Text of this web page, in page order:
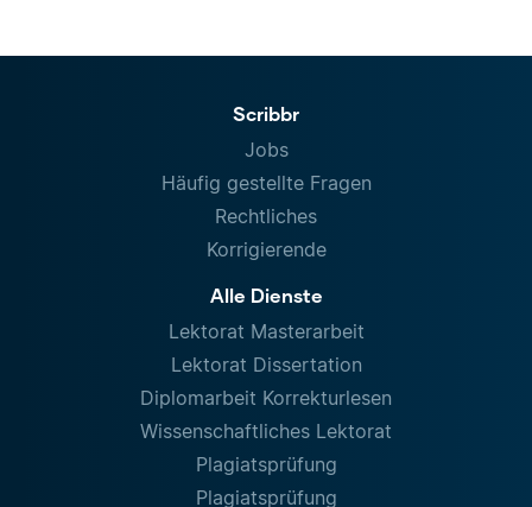
Scribbr
Jobs
Häufig gestellte Fragen
Rechtliches
Korrigierende
Alle Dienste
Lektorat Masterarbeit
Lektorat Dissertation
Diplomarbeit Korrekturlesen
Wissenschaftliches Lektorat
Plagiatsprüfung
Plagiatsprüfung